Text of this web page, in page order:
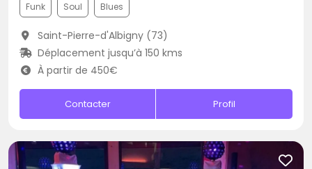
Funk Soul Blues
Saint-Pierre-d'Albigny (73)
Déplacement jusqu’à 150 kms
À partir de 450€
Contacter Profil